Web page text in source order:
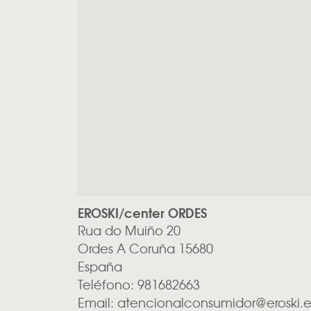
EROSKI/center ORDES
Rua do Muiño 20
OrdesA Coruña 15680
España
Teléfono: 981682663
Email: